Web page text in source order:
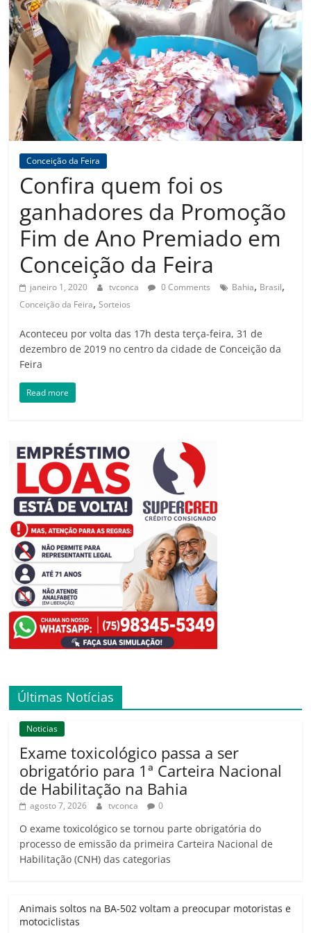
Amorim
Conceição da Feira
Confira quem foi os
ganhadores da Promoção
Fim de Ano Premiado em
Conceição da Feira
janeiro 1, 2020 tvconca 0 Comments Bahia, Brasil,
Conceição da Feira,Sorteios
Aconteceu por volta das 17h desta terça-feira, 31 de
dezembro de 2019 no centro da cidade de Conceição da
Feira
Read more
Últimas Notícias
Noticias
Exame toxicológico passa a ser
obrigatório para 1ª Carteira Nacional
de Habilitação na Bahia
agosto 7, 2026 tvconca 0
O exame toxicológico se tornou parte obrigatória do
processo de emissão da primeira Carteira Nacional de
Habilitação (CNH) das categorias
Animais soltos na BA-502 voltam a preocupar motoristas e
motociclistas